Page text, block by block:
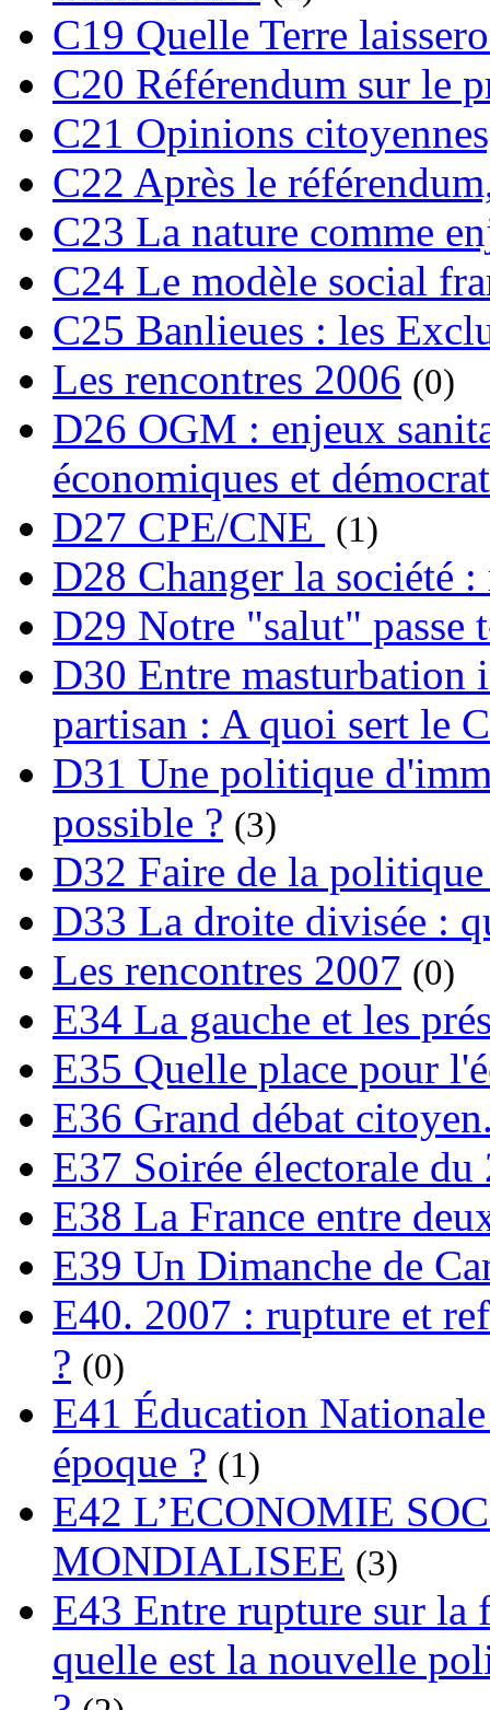
C19 Quelle Terre
C20 Référendum sur le
C21 Opinions
C22 Après le
C23 La nature comme
C24 Le modèle social
C25 Banlieues : les
Les rencontres 2006 (0)
D26 OGM : enjeux
économiques et
D27 CPE/CNE
(1)
D28 Changer la société
D29 Notre "salut" passe
D30 Entre masturbation
partisan : A quoi sert le
D31 Une politique
possible ? (3)
D32 Faire de la
D33 La droite divisée :
Les rencontres 2007 (0)
E34 La gauche et les
E35 Quelle place pour
E36 Grand débat
E37 Soirée électorale
E38 La France entre
E39 Un Dimanche de
E40. 2007 : rupture et
? (0)
E41 Éducation
époque ? (1)
E42 L’ECONOMIE
MONDIALISEE (3)
E43 Entre rupture sur
quelle est la nouvelle